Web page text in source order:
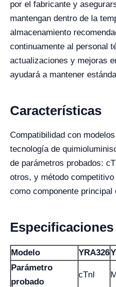
por el fabricante y
mantengan dentro de la
almacenamiento
continuamente al personal
actualizaciones y mejoras
ayudará a mantener
Características
Compatibilidad con
tecnología de
de parámetros probados:
otros, y método
como componente principal
Modelo YRA326
Parámetro
probado
cTnI